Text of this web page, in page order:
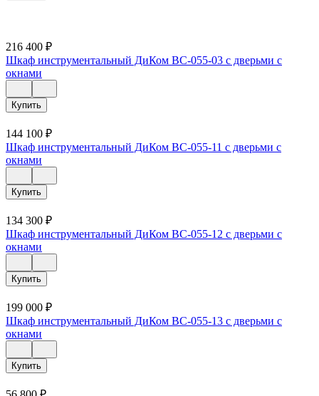
216 400 ₽
Шкаф инструментальный ДиКом ВС-055-03 с дверьми с
окнами
Купить
144 100 ₽
Шкаф инструментальный ДиКом ВС-055-11 с дверьми с
окнами
Купить
134 300 ₽
Шкаф инструментальный ДиКом ВС-055-12 с дверьми с
окнами
Купить
199 000 ₽
Шкаф инструментальный ДиКом ВС-055-13 с дверьми с
окнами
Купить